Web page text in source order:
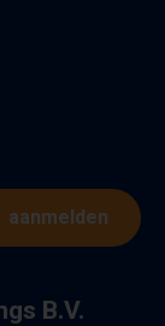
aanmelden
B.V.